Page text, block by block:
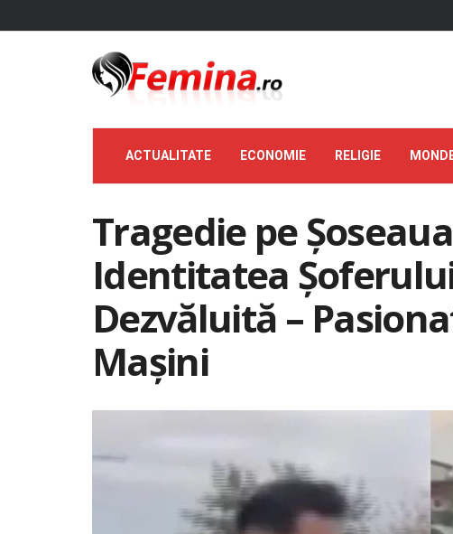
ACTUALITATE ECONOMIE RELIGIE
Tragedie pe
Identitatea
Dezvăluită –
Mașini